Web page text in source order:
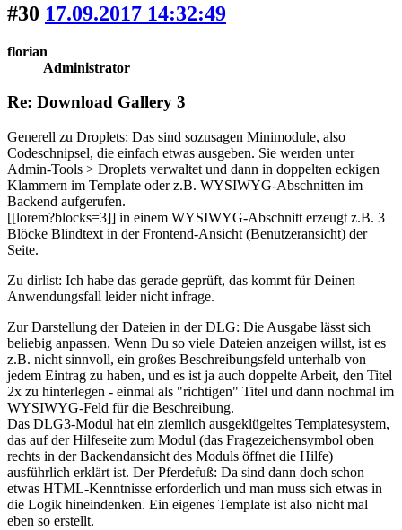
#30 17.09.2017 14:32:49
florian
Administrator
Re: Download Gallery 3
Generell zu Droplets: Das sind sozusagen Minimodule, also
Codeschnipsel, die einfach etwas ausgeben. Sie werden unter
Admin-Tools > Droplets verwaltet und dann in doppelten eckigen
Klammern im Template oder z.B. WYSIWYG-Abschnitten im
Backend aufgerufen.
[[lorem?blocks=3]] in einem WYSIWYG-Abschnitt erzeugt z.B. 3
Blöcke Blindtext in der Frontend-Ansicht (Benutzeransicht) der
Seite.
Zu dirlist: Ich habe das gerade geprüft, das kommt für Deinen
Anwendungsfall leider nicht infrage.
Zur Darstellung der Dateien in der DLG: Die Ausgabe lässt sich
beliebig anpassen. Wenn Du so viele Dateien anzeigen willst, ist es
z.B. nicht sinnvoll, ein großes Beschreibungsfeld unterhalb von
jedem Eintrag zu haben, und es ist ja auch doppelte Arbeit, den Titel
2x zu hinterlegen - einmal als "richtigen" Titel und dann nochmal im
WYSIWYG-Feld für die Beschreibung.
Das DLG3-Modul hat ein ziemlich ausgeklügeltes Templatesystem,
das auf der Hilfeseite zum Modul (das Fragezeichensymbol oben
rechts in der Backendansicht des Moduls öffnet die Hilfe)
ausführlich erklärt ist. Der Pferdefuß: Da sind dann doch schon
etwas HTML-Kenntnisse erforderlich und man muss sich etwas in
die Logik hineindenken. Ein eigenes Template ist also nicht mal
eben so erstellt.